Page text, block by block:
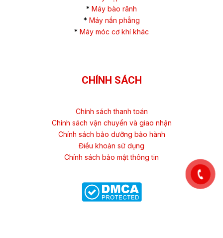
* Máy bào rãnh
* Máy nắn phẳng
* Máy móc cơ khí khác
CHÍNH SÁCH
Chính sách thanh toán
Chính sách vận chuyển và giao nhận
Chính sách bảo dưỡng bảo hành
Điều khoản sử dụng
Chính sách bảo mật thông tin